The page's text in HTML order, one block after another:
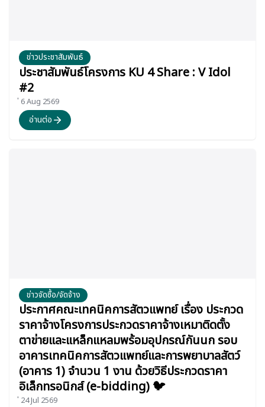
ข่าวประชาสัมพันธ์
ประชาสัมพันธ์โครงการ KU 4 Share : V Idol
#2
่ 6 Aug 2569
อ่านต่อ
ข่าวจัดซื้อ/จัดจ้าง
ประกาศคณะเทคนิคการสัตวแพทย์ เรื่อง ประกวด
ราคาจ้างโครงการประกวดราคาจ้างเหมาติดตั้ง
ตาข่ายและแหล็กแหลมพร้อมอุปกรณ์กันนก รอบ
อาคารเทคนิคการสัตวแพทย์และการพยาบาลสัตว์
(อาคาร 1) จำนวน 1 งาน ด้วยวิธีประกวดราคา
อิเล็กทรอนิกส์ (e-bidding) 🐦
่ 24 Jul 2569